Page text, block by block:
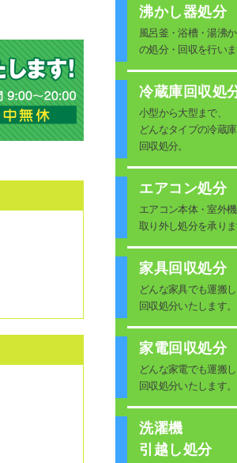
沸かし器処分
風呂釜・浴槽・湯沸
の処分・回収を行いま
冷蔵庫回収処
小型から大型まで、
どんなタイプの冷蔵
回収処分。
エアコン処分
エアコン本体・室外
取り外し処分を承りま
家具回収処分
どんな家具でも運搬し
回収処分いたします。
家電回収処分
どんな家電でも運搬し
回収処分いたします。
洗濯機
引越し処分